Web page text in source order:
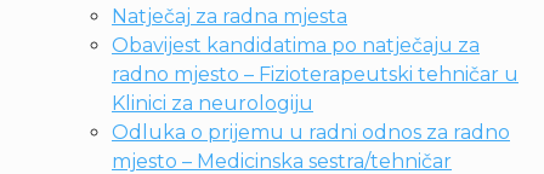
Natječaj za radna mjesta
Obavijest kandidatima po natječaju za
radno mjesto – Fizioterapeutski tehničar u
Klinici za neurologiju
Odluka o prijemu u radni odnos za radno
mjesto – Medicinska sestra/tehničar